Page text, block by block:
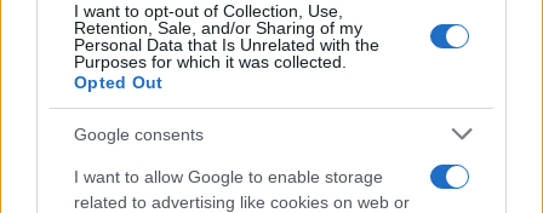
I want to opt-out of Collection, Use,
Retention, Sale, and/or Sharing of my
Personal Data that Is Unrelated with the
Purposes for which it was collected.
Opted Out
Google consents
I want to allow Google to enable storage
related to advertising like cookies on web or
Δεν ήταν μόνο η ταχύτητα
που οδήγησε στο τροχαίο
στις Σέρρες με νεκρούς
μητέρα και γιο - «Ίσως κάτι
απέσπασε την προσοχή
του οδηγού» λέει
Μυστράς: Αλλαγή
υπερασπιστική
55χρονου που έκρυψε
καταψύκτη – Η
στους γονείς και η
διαφωνία με την
του